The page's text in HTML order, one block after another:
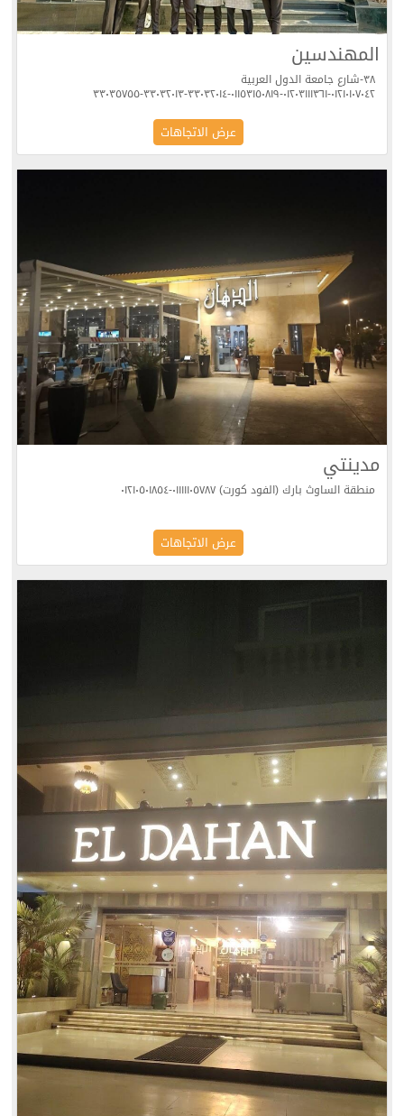
المهندسين
٣٨-شارع جامعة الدول العربية
٠١٢١٠١٠٧٠٤٢-٠١٢٠٣١١١٣٦١-٠١١٥٣١٥٠٨١٩-٣٣٠٣٢٠١٤-٣٣٠٣٢٠١٣-٣٣٠٣٥٧٥٥
عرض الاتجاهات
مدينتي
منطقة الساوث بارك (الفود كورت) ٠١١١١١٠٥٧٨٧-٠١٢١٠٥٠١٨٥٤
عرض الاتجاهات